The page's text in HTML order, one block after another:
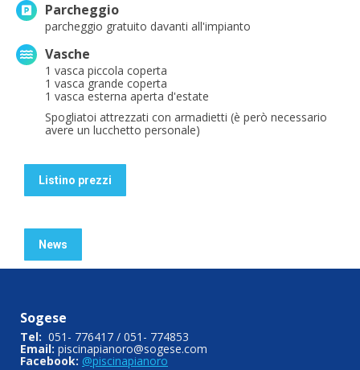
Parcheggio
parcheggio gratuito davanti all'impianto
Vasche
1 vasca piccola coperta
1 vasca grande coperta
1 vasca esterna aperta d'estate
Spogliatoi attrezzati con armadietti (è però necessario
avere un lucchetto personale)
Listino prezzi
News
Sogese
Tel: 051- 776417 / 051- 774853
Email: piscinapianoro@sogese.com
Facebook: @piscinapianoro